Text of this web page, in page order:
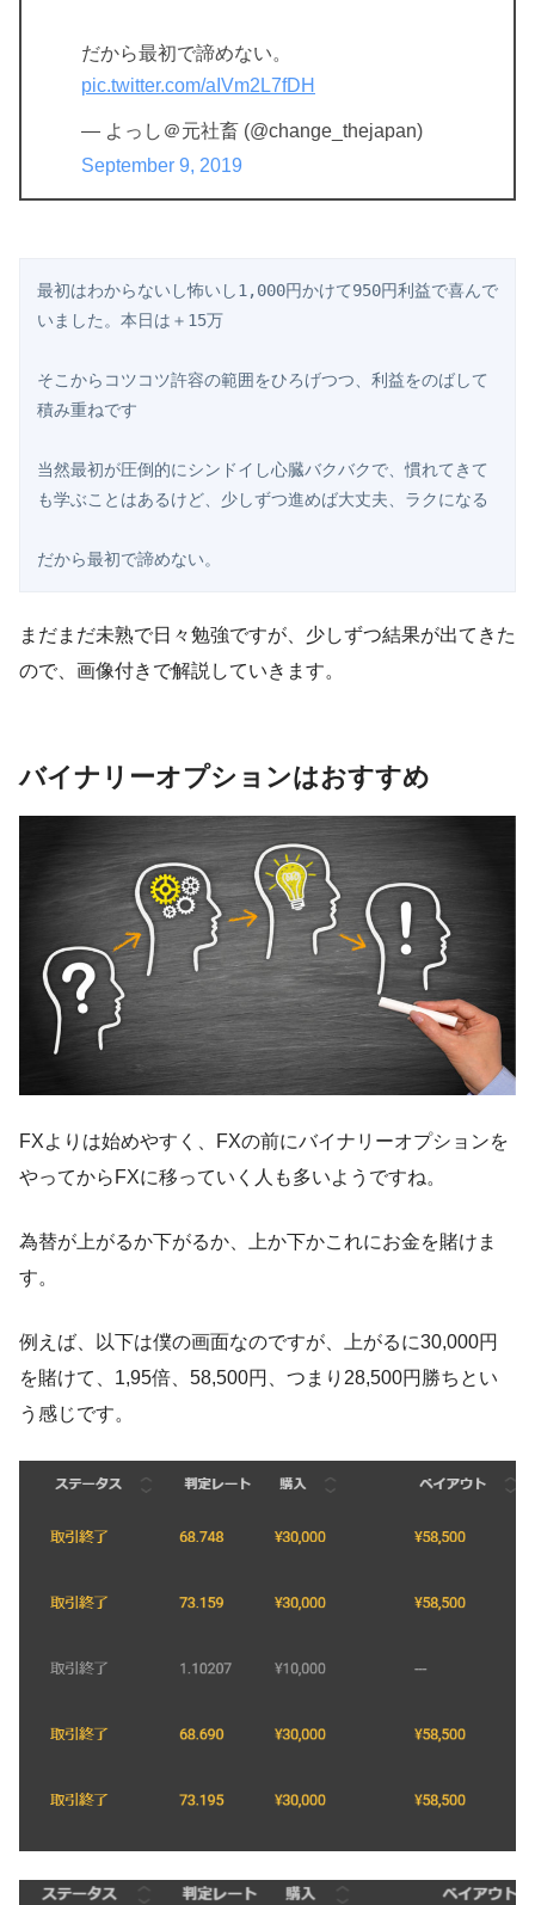
だから最初で諦めない。
pic.twitter.com/aIVm2L7fDH
— よっし＠元社畜 (@change_thejapan)
September 9, 2019
最初はわからないし怖いし1,000円かけて950円利益で喜んで
いました。本日は＋15万
そこからコツコツ許容の範囲をひろげつつ、利益をのばして
積み重ねです
当然最初が圧倒的にシンドイし心臓バクバクで、慣れてきて
も学ぶことはあるけど、少しずつ進めば大丈夫、ラクになる
だから最初で諦めない。
まだまだ未熟で日々勉強ですが、少しずつ結果が出てきた
ので、画像付きで解説していきます。
バイナリーオプションはおすすめ
FXよりは始めやすく、FXの前にバイナリーオプションを
やってからFXに移っていく人も多いようですね。
為替が上がるか下がるか、上か下かこれにお金を賭けま
す。
例えば、以下は僕の画面なのですが、上がるに30,000円
を賭けて、1,95倍、58,500円、つまり28,500円勝ちとい
う感じです。